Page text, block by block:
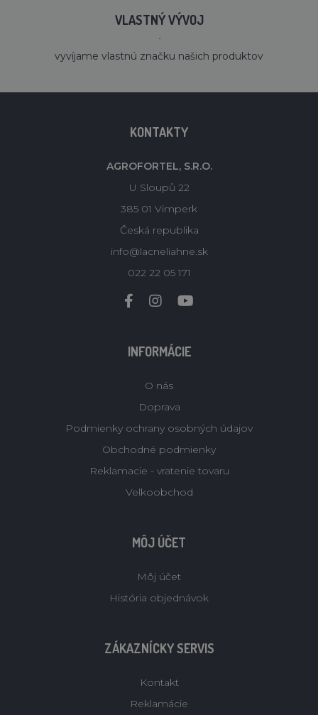
VLASTNÝ VÝVOJ
´
vyvíjame vlastnú značku našich produktov
KONTAKTY
AGROFORTEL, S.R.O.
U Sloupů 22
385 01 Vimperk
Česká republika
info@lacneliahne.sk
022 22 05 171
INFORMÁCIE
O nás
Doprava
Podmienky ochrany osobných údajov
Obchodné podmienky
Reklamacie - vratenie tovaru
Velkoobchod
MÔJ ÚČET
Môj účet
História objednávok
ZÁKAZNÍCKY SERVIS
Kontakt
Reklamácie